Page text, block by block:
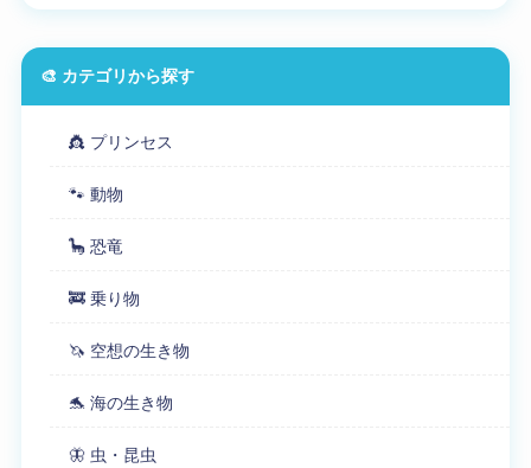
🎨 カテゴリから探す
👸 プリンセス
🐾 動物
🦕 恐竜
🚒 乗り物
🦄 空想の生き物
🐬 海の生き物
🦋 虫・昆虫